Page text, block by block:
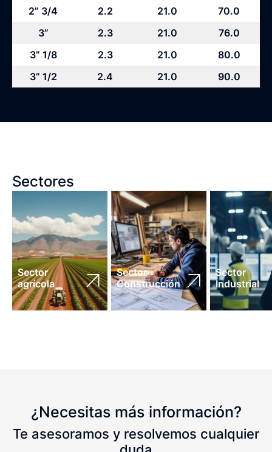
2” 3/4 2.2 21.0
70.0
3”
2.3 21.0
76.0
3” 1/8
2.3 21.0
80.0
3” 1/2
2.4 21.0 90.0
Sectores
Sector
agrícola
Sector
Construcción
Sector
Industrial
¿Necesitas más información?
Te asesoramos y resolvemos cualquier